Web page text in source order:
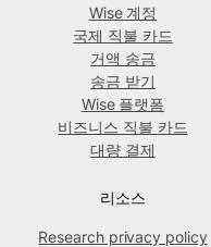
Wise 계정
국제 직불 카드
거액 송금
송금 받기
Wise 플랫폼
비즈니스 직불 카드
대량 결제
리소스
Research privacy policy